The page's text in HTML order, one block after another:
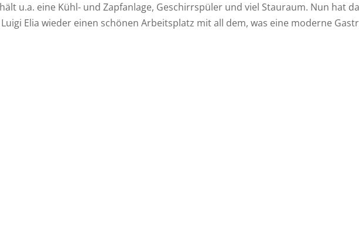
u.a. eine Kühl- und Zapfanlage, Geschirrspüler und viel Stauraum. Nun hat
Elia wieder einen schönen Arbeitsplatz mit all dem, was eine moderne